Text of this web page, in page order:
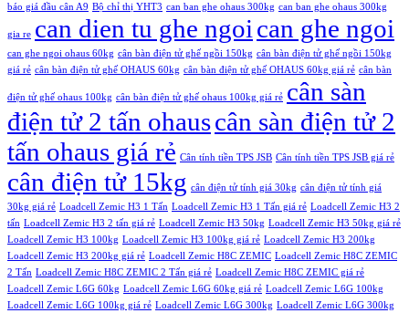
báo giá đầu cân A9 Bộ chỉ thị YHT3 can ban ghe ohaus 300kg can ban ghe ohaus 300kg
gia re can dien tu ghe ngoi can ghe ngoi
can ghe ngoi ohaus 60kg cân bàn điện tử ghế ngồi 150kg cân bàn điện tử ghế ngồi 150kg
giá rẻ cân bàn điện tử ghế OHAUS 60kg cân bàn điện tử ghế OHAUS 60kg giá rẻ cân bàn
điện tử ghế ohaus 100kg cân bàn điện tử ghế ohaus 100kg giá rẻ cân sàn
điện tử 2 tấn ohauscân sàn điện tử 2
tấn ohaus giá rẻ Cân tính tiền TPS JSB Cân tính tiền TPS JSB giá rẻ
cân điện tử 15kg cân điện tử tính giá 30kg cân điện tử tính giá
30kg giá rẻ Loadcell Zemic H3 1 Tấn Loadcell Zemic H3 1 Tấn giá rẻ Loadcell Zemic H3 2
tấn Loadcell Zemic H3 2 tấn giá rẻ Loadcell Zemic H3 50kg Loadcell Zemic H3 50kg giá rẻ
Loadcell Zemic H3 100kg Loadcell Zemic H3 100kg giá rẻ Loadcell Zemic H3 200kg
Loadcell Zemic H3 200kg giá rẻ Loadcell Zemic H8C ZEMIC Loadcell Zemic H8C ZEMIC
2 Tấn Loadcell Zemic H8C ZEMIC 2 Tấn giá rẻ Loadcell Zemic H8C ZEMIC giá rẻ
Loadcell Zemic L6G 60kg Loadcell Zemic L6G 60kg giá rẻ Loadcell Zemic L6G 100kg
Loadcell Zemic L6G 100kg giá rẻ Loadcell Zemic L6G 300kg Loadcell Zemic L6G 300kg